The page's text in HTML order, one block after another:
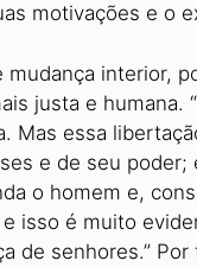
motivações e o
interior,
justa e humana.
Mas essa
e de seu
o homem e,
isso é muito
de senhores.”